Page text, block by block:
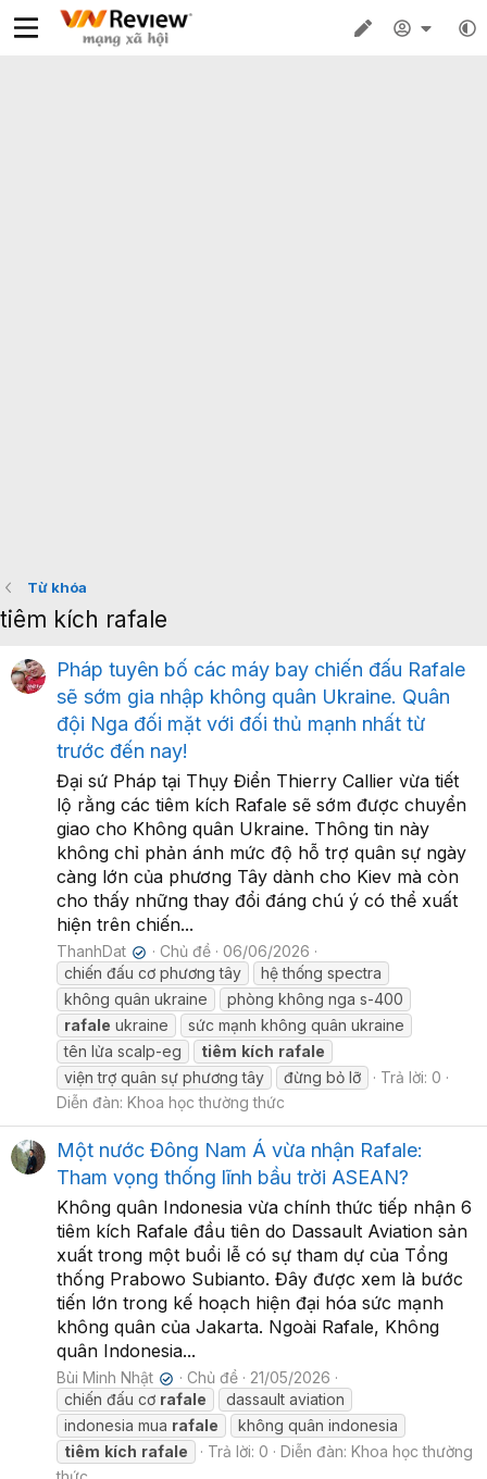
Từ khóa
tiêm kích rafale
Pháp tuyên bố các máy bay chiến đấu Rafale
sẽ sớm gia nhập không quân Ukraine. Quân
đội Nga đối mặt với đối thủ mạnh nhất từ
trước đến nay!
Đại sứ Pháp tại Thụy Điển Thierry Callier vừa tiết
lộ rằng các tiêm kích Rafale sẽ sớm được chuyển
giao cho Không quân Ukraine. Thông tin này
không chỉ phản ánh mức độ hỗ trợ quân sự ngày
càng lớn của phương Tây dành cho Kiev mà còn
cho thấy những thay đổi đáng chú ý có thể xuất
hiện trên chiến...
ThanhDat ✔ Chủ đề
06/06/2026
chiến đấu cơ phương tây
hệ thống spectra
không quân ukraine
phòng không nga s-400
rafale ukraine
sức mạnh không quân ukraine
tên lửa scalp-eg
tiêm kích rafale
viện trợ quân sự phương tây
đừng bỏ lỡ
Trả lời: 0
Diễn đàn: Khoa học thường thức
Một nước Đông Nam Á vừa nhận Rafale:
Tham vọng thống lĩnh bầu trời ASEAN?
Không quân Indonesia vừa chính thức tiếp nhận 6
tiêm kích Rafale đầu tiên do Dassault Aviation sản
xuất trong một buổi lễ có sự tham dự của Tổng
thống Prabowo Subianto. Đây được xem là bước
tiến lớn trong kế hoạch hiện đại hóa sức mạnh
không quân của Jakarta. Ngoài Rafale, Không
quân Indonesia...
Bùi Minh Nhật ✔ Chủ đề
21/05/2026
chiến đấu cơ rafale
dassault aviation
indonesia mua rafale
không quân indonesia
tiêm kích rafale Trả lời: 0 Diễn đàn: Khoa học thường